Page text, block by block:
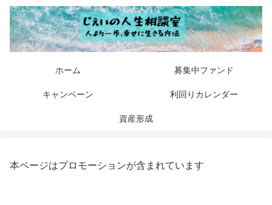
ホーム 募集中ファンド
キャンペーン 利回りカレンダー
資産形成
本ページはプロモーションが含まれています